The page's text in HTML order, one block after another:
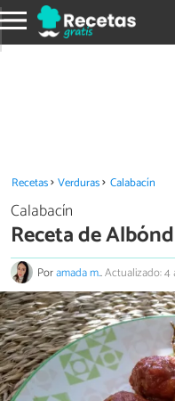
Recetas Verduras Calabacín
Calabacín
Receta de
Poramada m..Actualizado: 4